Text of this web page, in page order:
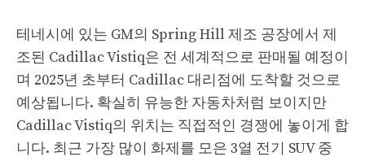
테네시에 있는 GM의 Spring Hill 제조 공장에서 제
조된 Cadillac Vistiq은 전 세계적으로 판매될 예정이
며 2025년 초부터 Cadillac 대리점에 도착할 것으로
예상됩니다. 확실히 유능한 자동차처럼 보이지만
Cadillac Vistiq의 위치는 직접적인 경쟁에 놓이게 합
니다. 최근 가장 많이 화제를 모은 3열 전기 SUV 중